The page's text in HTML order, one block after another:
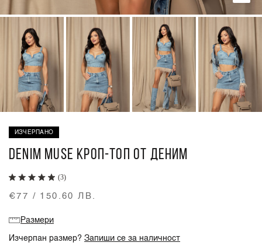
ИЗЧЕРПАНО
DENIM MUSE КРОП-ТОП ОТ ДЕНИМ
(3)
€77 / 150.60 ЛВ.
Размери
Изчерпан размер?Запиши се за наличност